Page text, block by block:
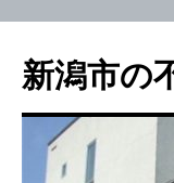
新潟市の